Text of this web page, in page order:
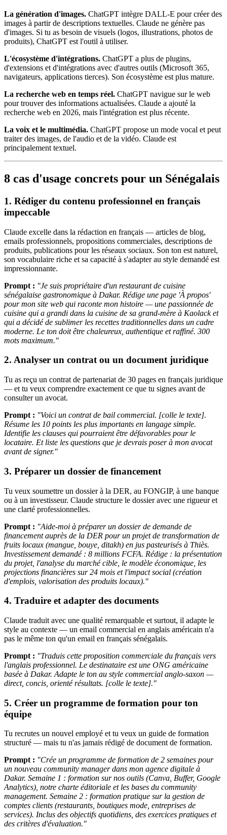
La génération d'images. ChatGPT intègre DALL-E pour créer des
images à partir de descriptions textuelles. Claude ne génère pas
d'images. Si tu as besoin de visuels (logos, illustrations, photos de
produits), ChatGPT est l'outil à utiliser.
L'écosystème d'intégrations. ChatGPT a plus de plugins,
d'extensions et d'intégrations avec d'autres outils (Microsoft 365,
navigateurs, applications tierces). Son écosystème est plus mature.
La recherche web en temps réel. ChatGPT navigue sur le web
pour trouver des informations actualisées. Claude a ajouté la
recherche web en 2026, mais l'intégration est plus récente.
La voix et le multimédia. ChatGPT propose un mode vocal et peut
traiter des images, de l'audio et de la vidéo. Claude est
principalement textuel.
8 cas d'usage concrets pour un Sénégalais
1. Rédiger du contenu professionnel en français
impeccable
Claude excelle dans la rédaction en français — articles de blog,
emails professionnels, propositions commerciales, descriptions de
produits, publications pour les réseaux sociaux. Son ton est naturel,
son vocabulaire riche et sa capacité à s'adapter au style demandé est
impressionnante.
Prompt : "Je suis propriétaire d'un restaurant de cuisine
sénégalaise gastronomique à Dakar. Rédige une page 'À propos'
pour mon site web qui raconte mon histoire — une passionnée de
cuisine qui a grandi dans la cuisine de sa grand-mère à Kaolack et
qui a décidé de sublimer les recettes traditionnelles dans un cadre
moderne. Le ton doit être chaleureux, authentique et raffiné. 300
mots maximum."
2. Analyser un contrat ou un document juridique
Tu as reçu un contrat de partenariat de 30 pages en français juridique
— et tu veux comprendre exactement ce que tu signes avant de
consulter un avocat.
Prompt : "Voici un contrat de bail commercial. [colle le texte].
Résume les 10 points les plus importants en langage simple.
Identifie les clauses qui pourraient être défavorables pour le
locataire. Et liste les questions que je devrais poser à mon avocat
avant de signer."
3. Préparer un dossier de financement
Tu veux soumettre un dossier à la DER, au FONGIP, à une banque
ou à un investisseur. Claude structure le dossier avec une rigueur et
une clarté professionnelles.
Prompt : "Aide-moi à préparer un dossier de demande de
financement auprès de la DER pour un projet de transformation de
fruits locaux (mangue, bouye, ditakh) en jus pasteurisés à Thiès.
Investissement demandé : 8 millions FCFA. Rédige : la présentation
du projet, l'analyse du marché cible, le modèle économique, les
projections financières sur 24 mois et l'impact social (création
d'emplois, valorisation des produits locaux)."
4. Traduire et adapter des documents
Claude traduit avec une qualité remarquable et surtout, il adapte le
style au contexte — un email commercial en anglais américain n'a
pas le même ton qu'un email en français sénégalais.
Prompt : "Traduis cette proposition commerciale du français vers
l'anglais professionnel. Le destinataire est une ONG américaine
basée à Dakar. Adapte le ton au style commercial anglo-saxon —
direct, concis, orienté résultats. [colle le texte]."
5. Créer un programme de formation pour ton
équipe
Tu recrutes un nouvel employé et tu veux un guide de formation
structuré — mais tu n'as jamais rédigé de document de formation.
Prompt : "Crée un programme de formation de 2 semaines pour
un nouveau community manager dans mon agence digitale à
Dakar. Semaine 1 : formation sur nos outils (Canva, Buffer, Google
Analytics), notre charte éditoriale et les bases du community
management. Semaine 2 : formation pratique sur la gestion de
comptes clients (restaurants, boutiques mode, entreprises de
services). Inclus des objectifs quotidiens, des exercices pratiques et
des critères d'évaluation."